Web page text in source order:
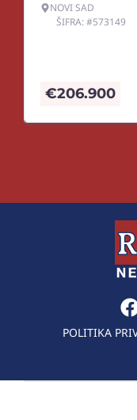
NOVI SAD
ŠIFRA: #573149
€206.900
POLITIKA